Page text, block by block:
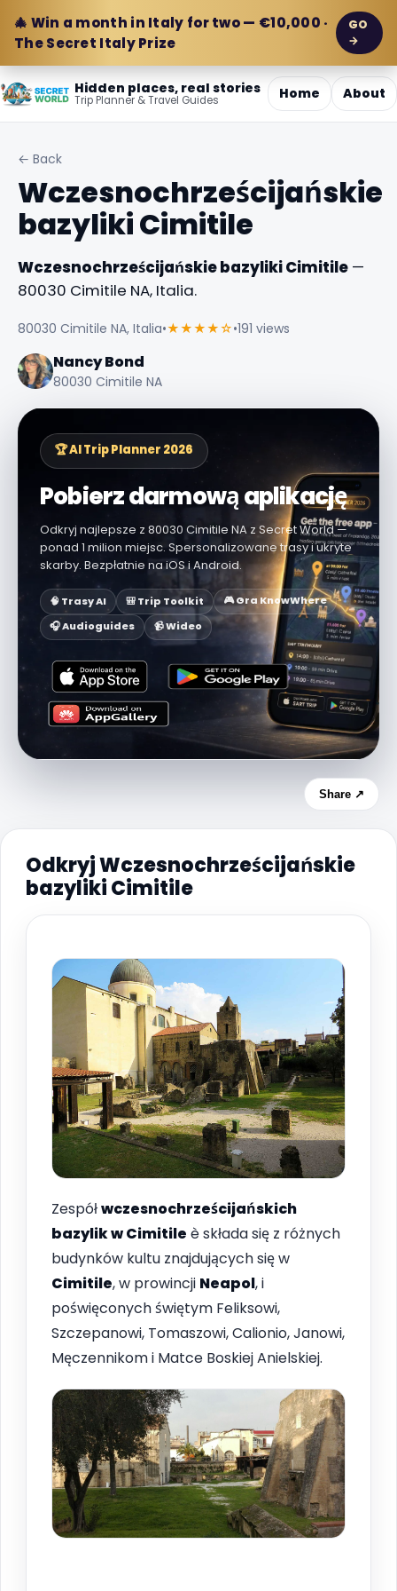
🎄 Win a month in Italy for two — €10,000 ·
The Secret Italy Prize
GO
→
Hidden places, real stories
Trip Planner & Travel Guides Home About
← Back
Wczesnochrześcijańskie
bazyliki Cimitile
Wczesnochrześcijańskie bazyliki Cimitile —
80030 Cimitile NA, Italia.
80030 Cimitile NA, Italia•★★★★☆•191 views
Nancy Bond
80030 Cimitile NA
🏆 AI Trip Planner 2026
Pobierz darmową aplikację
Odkryj najlepsze z 80030 Cimitile NA z Secret World —
ponad 1 milion miejsc. Spersonalizowane trasy i ukryte
skarby. Bezpłatnie na iOS i Android.
🧠 Trasy AI 🎒 Trip Toolkit
🎮 Gra KnowWhere
🎧 Audioguides
📹 Wideo
Share ↗
Odkryj Wczesnochrześcijańskie
bazyliki Cimitile
Zespółwczesnochrześcijańskich
bazylik w Cimitile è składa się z różnych
budynków kultu znajdujących się w
Cimitile, w prowincji Neapol, i
poświęconych świętym Feliksowi,
Szczepanowi, Tomaszowi, Calionio, Janowi,
Męczennikom i Matce Boskiej Anielskiej.